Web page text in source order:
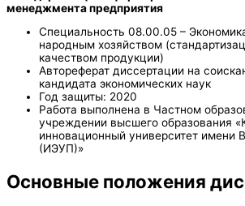
менеджмента предприятия
Специальность 08.00.05 –
народным хозяйством
качеством продукции)
Автореферат диссертации на
кандидата экономических наук
Год защиты: 2020
Работа выполнена в Частном
учреждении высшего образования
инновационный университет имени
(ИЭУП)»
Основные положения